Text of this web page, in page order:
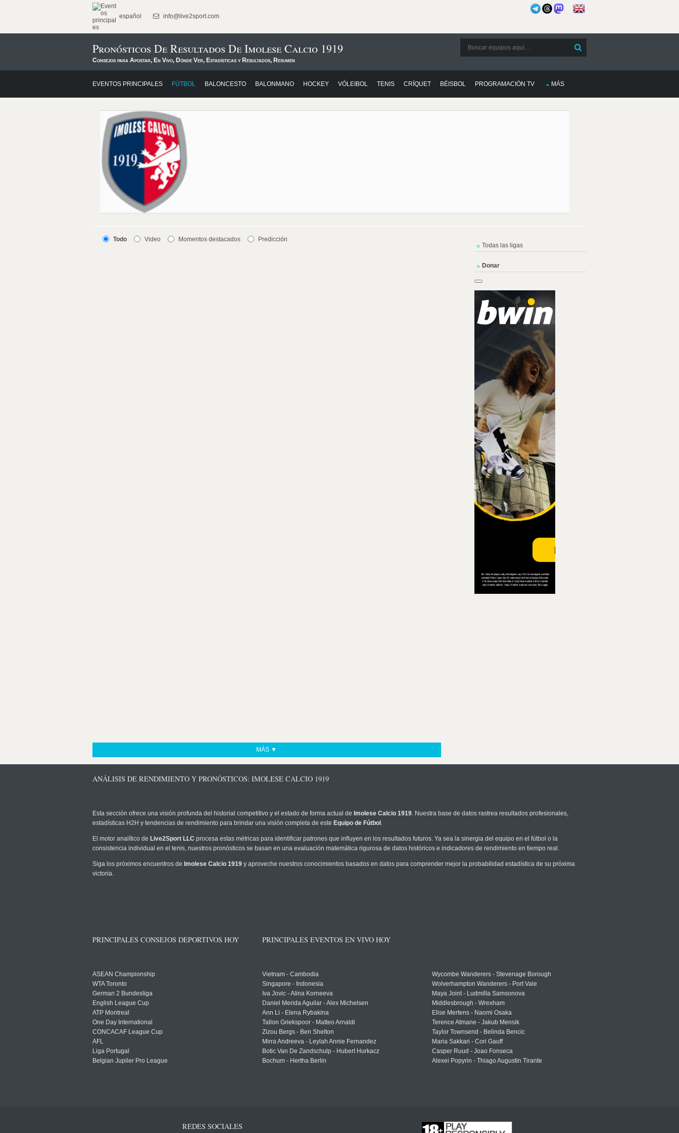
español info@live2sport.com
Pronósticos De Resultados De Imolese Calcio 1919
Consejos para Apostar, En Vivo, Dónde Ver, Estadísticas y Resultados, Resumen
EVENTOS PRINCIPALES FÚTBOL BALONCESTO BALONMANO HOCKEY VÓLEIBOL TENIS CRÍQUET BÉISBOL PROGRAMACIÓN TV MÁS
Todo Video Momentos destacados Predicción
MÁS ▼
Todas las ligas
Donar
ANÁLISIS DE RENDIMIENTO Y PRONÓSTICOS: IMOLESE CALCIO 1919
Esta sección ofrece una visión profunda del historial competitivo y el estado de forma actual de Imolese Calcio 1919. Nuestra base de datos rastrea resultados profesionales,
estadísticas H2H y tendencias de rendimiento para brindar una visión completa de este Equipo de Fútbol .
El motor analítico de Live2Sport LLC procesa estas métricas para identificar patrones que influyen en los resultados futuros. Ya sea la sinergia del equipo en el fútbol o la
consistencia individual en el tenis, nuestros pronósticos se basan en una evaluación matemática rigurosa de datos históricos e indicadores de rendimiento en tiempo real.
Siga los próximos encuentros de Imolese Calcio 1919 y aproveche nuestros conocimientos basados en datos para comprender mejor la probabilidad estadística de su próxima
victoria.
PRINCIPALES CONSEJOS DEPORTIVOS HOY
ASEAN Championship
WTA Toronto
German 2 Bundesliga
English League Cup
ATP Montreal
One Day International
CONCACAF League Cup
AFL
Liga Portugal
Belgian Jupiler Pro League
PRINCIPALES EVENTOS EN VIVO HOY
Vietnam - Cambodia
Singapore - Indonesia
Iva Jovic - Alina Korneeva
Daniel Merida Aguilar - Alex Michelsen
Ann Li - Elena Rybakina
Tallon Griekspoor - Matteo Arnaldi
Zizou Bergs - Ben Shelton
Mirra Andreeva - Leylah Annie Fernandez
Botic Van De Zandschulp - Hubert Hurkacz
Bochum - Hertha Berlin
Wycombe Wanderers - Stevenage Borough
Wolverhampton Wanderers - Port Vale
Maya Joint - Ludmilla Samsonova
Middlesbrough - Wrexham
Elise Mertens - Naomi Osaka
Terence Atmane - Jakub Mensik
Taylor Townsend - Belinda Bencic
Maria Sakkari - Cori Gauff
Casper Ruud - Joao Fonseca
Alexei Popyrin - Thiago Augustin Tirante
REDES SOCIALES